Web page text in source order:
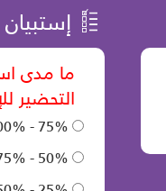
إستبيان